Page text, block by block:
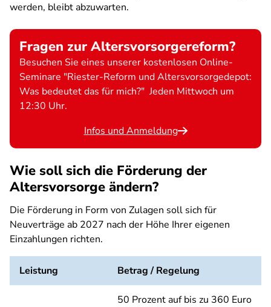
werden, bleibt abzuwarten.
Fragen zur Altersvorsorgereform?
Besuchen Sie eines unserer kostenlosen Online-
Seminare "Riester-Reform und Altersvorsorgedepot:
Was bedeutet das für mich?" Jeden Mittwoch um
12:30 Uhr.
Infos und Anmeldung
Wie soll sich die Förderung der
Altersvorsorge ändern?
Die Förderung in Form von Zulagen soll sich für
Neuverträge ab 2027 nach der Höhe Ihrer eigenen
Einzahlungen richten.
Leistung Betrag / Regelung
50 Prozent auf bis zu 360 Euro